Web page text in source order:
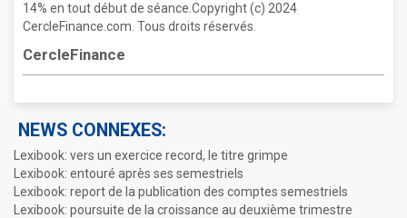
14% en tout début de séance.Copyright (c) 2024
CercleFinance.com. Tous droits réservés.
CercleFinance
NEWS CONNEXES:
Lexibook: vers un exercice record, le titre grimpe
Lexibook: entouré après ses semestriels
Lexibook: report de la publication des comptes semestriels
Lexibook: poursuite de la croissance au deuxième trimestre